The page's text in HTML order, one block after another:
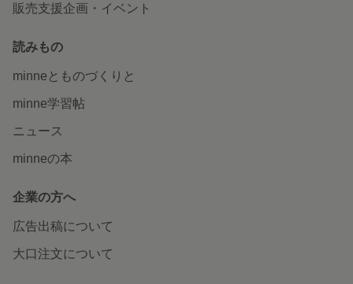
販売支援企画・イベント
読みもの
minneとものづくりと
minne学習帖
ニュース
minneの本
企業の方へ
広告出稿について
大口注文について